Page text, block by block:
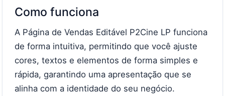
Como funciona
A Página de Vendas Editável P2Cine LP funciona
de forma intuitiva, permitindo que você ajuste
cores, textos e elementos de forma simples e
rápida, garantindo uma apresentação que se
alinha com a identidade do seu negócio.